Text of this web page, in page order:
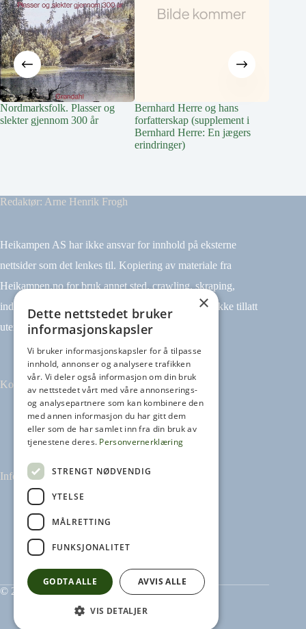
Nordmarksfolk. Plasser og
slekter gjennom 300 år
Bernhard Herre og hans
forfatterskap (supplement i
Bernhard Herre: En jægers
erindringer)
Redaktør: Arne Henrik Frogh
Heikampen AS har ikke ansvar for innhold på eksterne
nettsider som det lenkes til. Kopiering av materiale fra
Heikampen.no for bruk annet sted, crawling, skraping,
indeksering (for eksempel tekst og datamining) er ikke tillatt
uten avtale.
Kontakt
Tilbakemeldinger
kontakt@heikampen.no
Informasjon
Leseguide
Personvernerklæring
Informasjonskapsler
© 2026 Heikampen AS
×
Dette nettstedet bruker
informasjonskapsler
Vi bruker informasjonskapsler for å tilpasse
innhold, annonser og analysere trafikken
vår. Vi deler også informasjon om din bruk
av nettstedet vårt med våre annonserings-
og analysepartnere som kan kombinere den
med annen informasjon du har gitt dem
eller som de har samlet inn fra din bruk av
tjenestene deres. Personvernerklæring
STRENGT NØDVENDIG
YTELSE
MÅLRETTING
FUNKSJONALITET
GODTA ALLE AVVIS ALLE
VIS DETALJER